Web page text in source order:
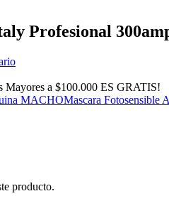
Profesional
Mayores a $100.000 ES GRATIS!
MACHOMascara Fotosensible
producto.